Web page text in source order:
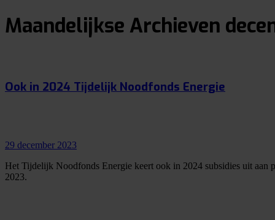
Maandelijkse Archieven
Ook in 2024 Tijdelijk Noodfonds Energie
29 december 2023
Het Tijdelijk Noodfonds Energie keert ook in 2024 subsidies uit aan
2023.